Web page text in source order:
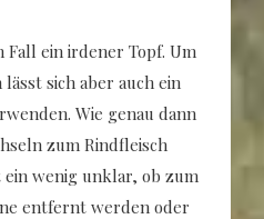
Fall ein irdener Topf. Um
sich aber auch ein
Wie genau dann
zum Rindfleisch
wenig unklar, ob zum
entfernt werden oder